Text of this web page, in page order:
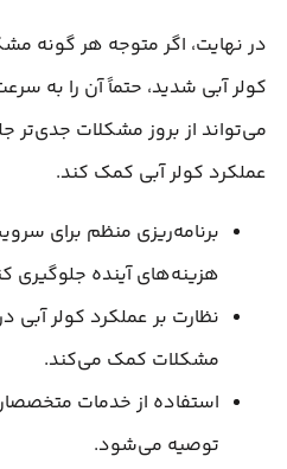
در نهایت، اگر متوجه هر گونه
کولر آبی شدید، حتماً آن را به
می‌تواند از بروز مشکلات جدی‌تر
عملکرد کولر آبی کمک کند.
برنامه‌ریزی منظم برای
هزینه‌های آینده جلوگیری
نظارت بر عملکرد کولر
مشکلات کمک می‌کند.
استفاده از خدمات
توصیه می‌شود.